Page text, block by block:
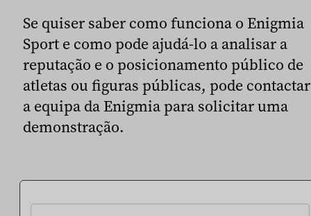
Se quiser saber como funciona o Enigmia
Sport e como pode ajudá-lo a analisar a
reputação e o posicionamento público de
atletas ou figuras públicas, pode contactar
a equipa da Enigmia para solicitar uma
demonstração.